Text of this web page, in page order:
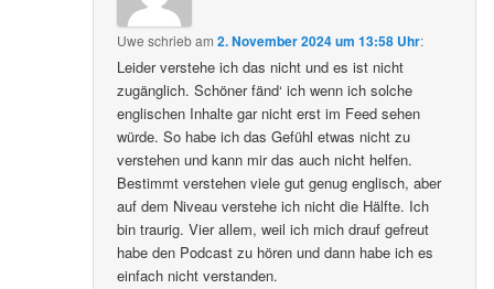
Uwe schriebam2. November 2024 um 13:58 Uhr:
Leider verstehe ich das nicht und es ist nicht
zugänglich. Schöner fänd‘ ich wenn ich solche
englischen Inhalte gar nicht erst im Feed sehen
würde. So habe ich das Gefühl etwas nicht zu
verstehen und kann mir das auch nicht helfen.
Bestimmt verstehen viele gut genug englisch, aber
auf dem Niveau verstehe ich nicht die Hälfte. Ich
bin traurig. Vier allem, weil ich mich drauf gefreut
habe den Podcast zu hören und dann habe ich es
einfach nicht verstanden.